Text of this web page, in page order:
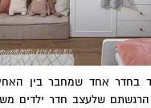
בחדר אחד שמחבר בין
שלעצב חדר ילדים